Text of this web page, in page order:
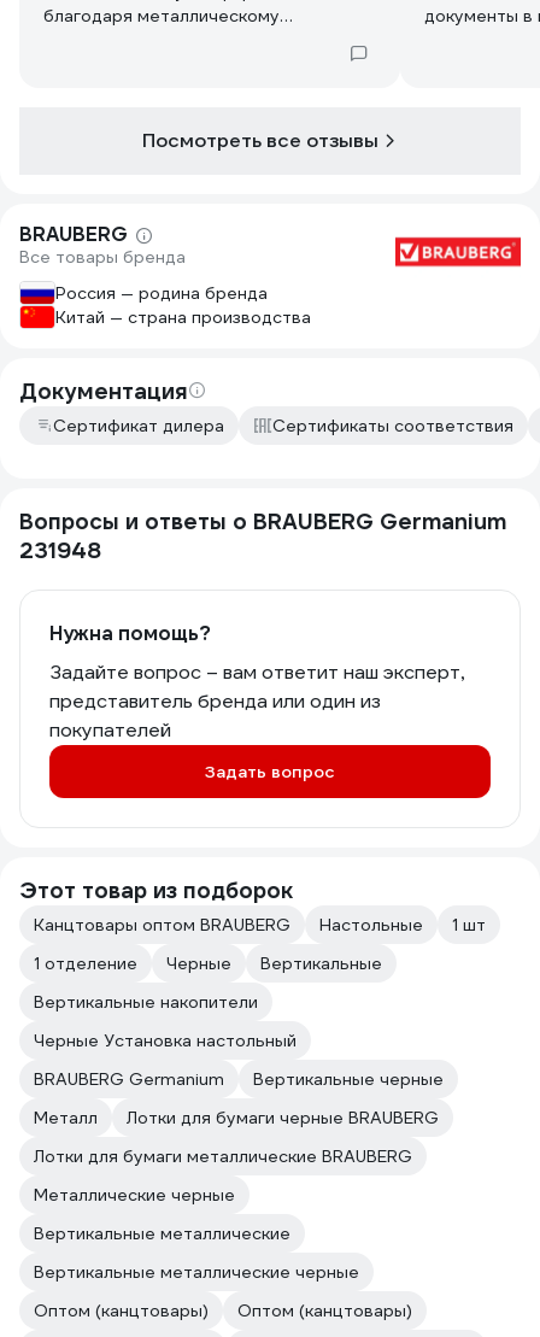
благодаря металлическому
документы в
Посмотреть все отзывы
BRAUBERG
Все товары бренда
Россия — родина бренда
Китай — страна производства
Документация
Сертификат дилера Сертификаты соответствия
Вопросы и ответы о BRAUBERG Germanium
231948
Нужна помощь?
Задайте вопрос – вам ответит наш эксперт,
представитель бренда или один из
покупателей
Задать вопрос
Этот товар из подборок
Канцтовары оптом BRAUBERG Настольные
1 шт
1 отделение
Черные
Вертикальные
Вертикальные накопители
Черные Установка настольный
BRAUBERG Germanium
Вертикальные черные
Металл
Лотки для бумаги черные BRAUBERG
Лотки для бумаги металлические BRAUBERG
Металлические черные
Вертикальные металлические
Вертикальные металлические черные
Оптом (канцтовары)
Оптом (канцтовары)